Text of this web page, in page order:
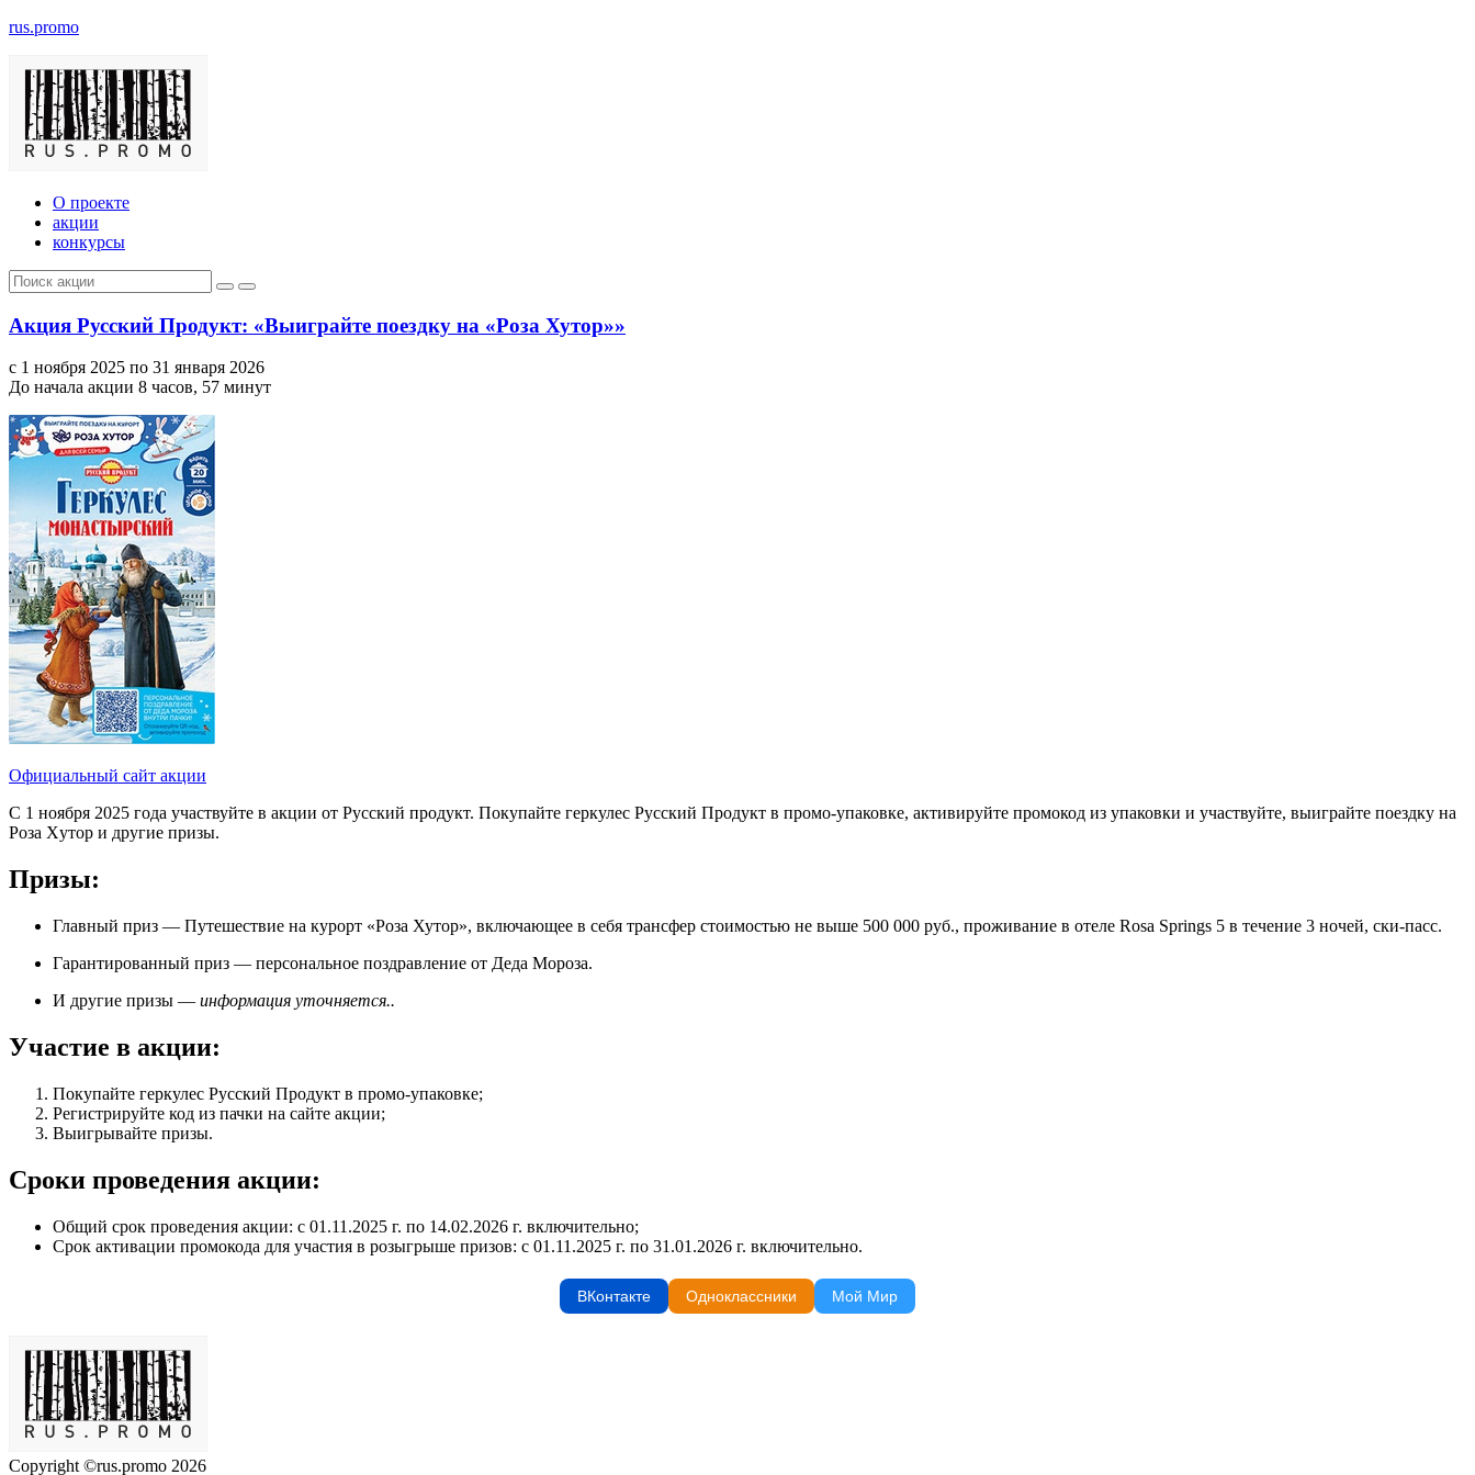
rus.promo
О проекте
акции
конкурсы
Акция Русский Продукт: «Выиграйте поездку на «Роза Хутор»»
с 1 ноября 2025 по 31 января 2026
До начала акции 8 часов, 57 минут
Официальный сайт акции
С 1 ноября 2025 года участвуйте в акции от Русский продукт. Покупайте геркулес Русский Продукт в промо-упаковке, активируйте промокод из упаковки и участвуйте, выиграйте поездку на
Роза Хутор и другие призы.
Призы:
Главный приз — Путешествие на курорт «Роза Хутор», включающее в себя трансфер стоимостью не выше 500 000 руб., проживание в отеле Rosa Springs 5 в течение 3 ночей, ски-пасс.
Гарантированный приз — персональное поздравление от Деда Мороза.
И другие призы — информация уточняется..
Участие в акции:
Покупайте геркулес Русский Продукт в промо-упаковке;
Регистрируйте код из пачки на сайте акции;
Выигрывайте призы.
Сроки проведения акции:
Общий срок проведения акции: с 01.11.2025 г. по 14.02.2026 г. включительно;
Срок активации промокода для участия в розыгрыше призов: с 01.11.2025 г. по 31.01.2026 г. включительно.
ВКонтакте Одноклассники Мой Мир
Copyright ©rus.promo 2026